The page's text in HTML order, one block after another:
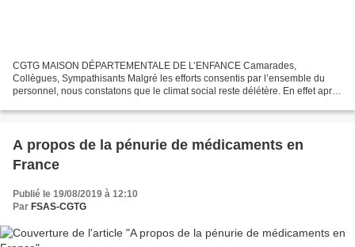
CGTG MAISON DÉPARTEMENTALE DE L’ENFANCE Camarades,
Collègues, Sympathisants Malgré les efforts consentis par l’ensemble du
personnel, nous constatons que le climat social reste délétère. En effet après
A propos de la pénurie de médicaments en
France
Publié le 19/08/2019 à 12:10
Par FSAS-CGTG